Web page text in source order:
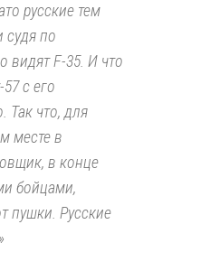
русские тем
судя по
видят F-35. И что
с его
Так что, для
месте в
в конце
бойцами,
пушки. Русские